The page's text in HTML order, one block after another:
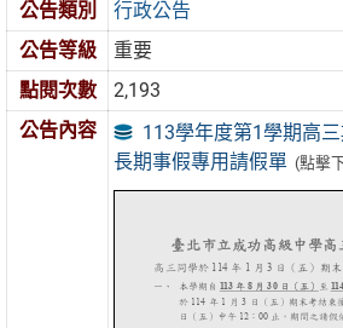
公告類別
行政公告
公告等級
重要
點閱次數
2,193
公告內容
113學年度第1學期高
長期事假專用請假單 (點擊